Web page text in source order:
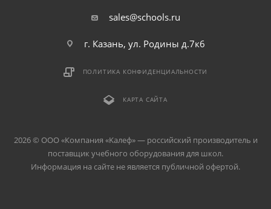
sales@schools.ru
г. Казань, ул. Родины д.7к6
ПОЛИТИКА КОНФИДЕНЦИАЛЬНОСТИ
КАРТА САЙТА
2026 © ООО «Компания «Kалеф» — российский производитель и
поставщик учебного оборудования для школ.
Информация на сайте не является публичной офертой.